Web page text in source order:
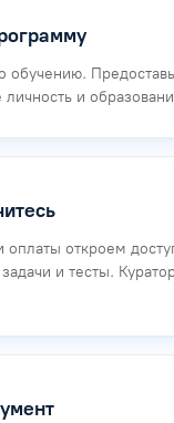
и
оплаты откроем
и тесты.